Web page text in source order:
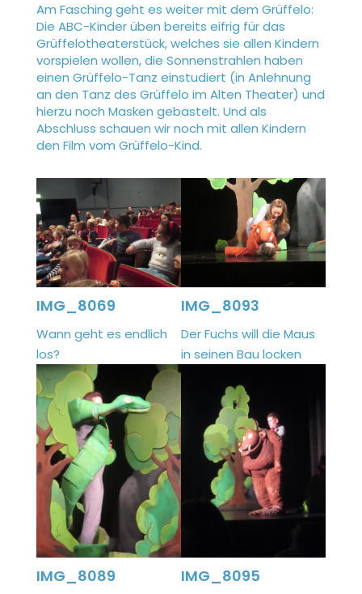
Am Fasching geht es weiter mit dem Grüffelo:
Die ABC-Kinder üben bereits eifrig für das
Grüffelotheaterstück, welches sie allen Kindern
vorspielen wollen, die Sonnenstrahlen haben
einen Grüffelo-Tanz einstudiert (in Anlehnung
an den Tanz des Grüffelo im Alten Theater) und
hierzu noch Masken gebastelt. Und als
Abschluss schauen wir noch mit allen Kindern
den Film vom Grüffelo-Kind.
IMG_8069
Wann geht es endlich
los?
IMG_8093
Der Fuchs will die Maus
in seinen Bau locken
IMG_8089 IMG_8095